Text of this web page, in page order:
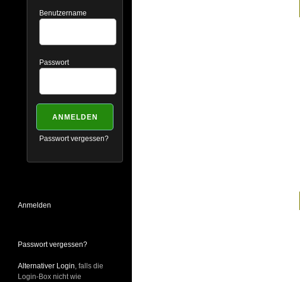
Benutzername
Passwort
Passwort vergessen?
Anmelden
Passwort vergessen?
Alternativer Login , falls die
Login-Box nicht wie